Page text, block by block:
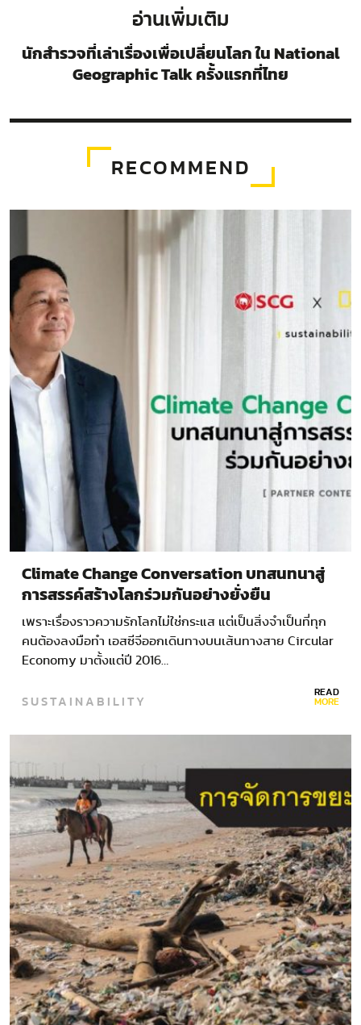
อ่านเพิ่มเติม
นักสำรวจที่เล่าเรื่องเพื่อเปลี่ยนโลก ใน National
Geographic Talk ครั้งแรกที่ไทย
RECOMMEND
Climate Change Conversation บทสนทนาสู่
การสรรค์สร้างโลกร่วมกันอย่างยั่งยืน
เพราะเรื่องราวความรักโลกไม่ใช่กระแส แต่เป็นสิ่งจำเป็นที่ทุก
คนต้องลงมือทำ เอสซีจีออกเดินทางบนเส้นทางสาย Circular
Economy มาตั้งแต่ปี 2016…
SUSTAINABILITY READ
MORE